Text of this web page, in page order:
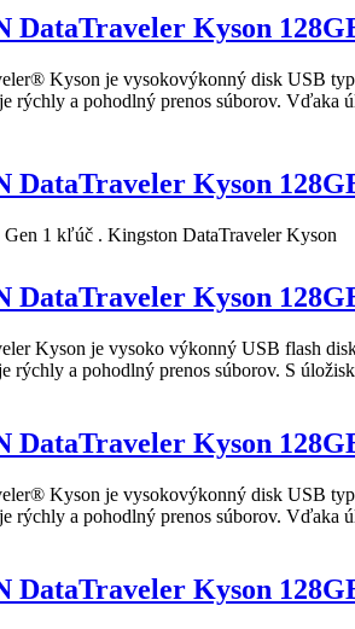
DataTraveler Kyson
® Kyson je vysokovýkonný disk USB
rýchly a pohodlný prenos súborov. Vďaka
DataTraveler Kyson
Gen 1 kľúč . Kingston DataTraveler Kyson
DataTraveler Kyson
Kyson je vysoko výkonný USB flash
rýchly a pohodlný prenos súborov. S
DataTraveler Kyson
® Kyson je vysokovýkonný disk USB
rýchly a pohodlný prenos súborov. Vďaka
DataTraveler Kyson